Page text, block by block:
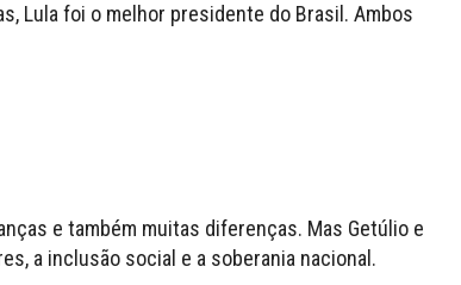
Lula foi o melhor presidente do Brasil. Ambos
e também muitas diferenças. Mas Getúlio e
a inclusão social e a soberania nacional.